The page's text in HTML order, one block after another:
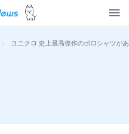
> ユニクロ 史上最高傑作のポロシャツが